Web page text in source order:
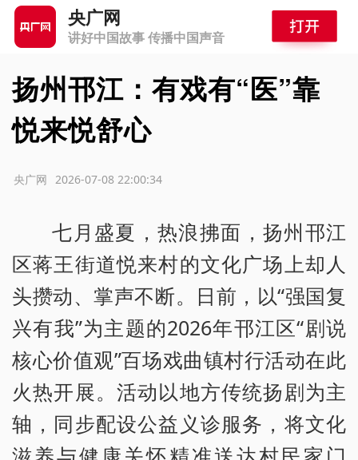
央广网
讲好中国故事 传播中国声音
扬州邗江：有戏有“医”靠
悦来悦舒心
2026-07-08 22:00:34
央广网
七月盛夏，热浪拂面，扬州邗江
区蒋王街道悦来村的文化广场上却人
头攒动、掌声不断。日前，以“强国复
兴有我”为主题的2026年邗江区“剧说
核心价值观”百场戏曲镇村行活动在此
火热开展。活动以地方传统扬剧为主
轴，同步配设公益义诊服务，将文化